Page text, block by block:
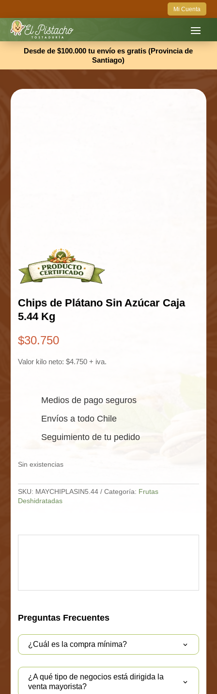
Mi Cuenta
Desde de $100.000 tu envío es gratis (Provincia de
Santiago)
Chips de Plátano Sin Azúcar Caja
5.44 Kg
$30.750
Valor kilo neto: $4.750 + iva.
Medios de pago seguros
Envíos a todo Chile
Seguimiento de tu pedido
Sin existencias
SKU: MAYCHIPLASIN5.44 Categoría: Frutas
Deshidratadas
Preguntas Frecuentes
¿Cuál es la compra mínima?
¿A qué tipo de negocios está dirigida la
venta mayorista?